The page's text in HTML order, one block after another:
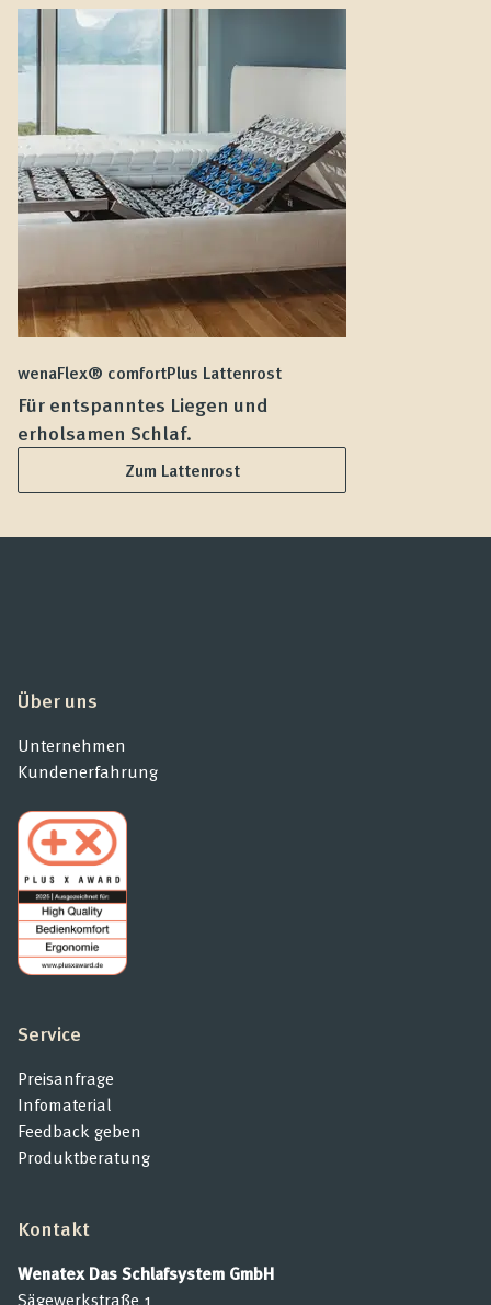
wenaFlex® comfortPlus Lattenrost
Für entspanntes Liegen und
erholsamen Schlaf.
Zum Lattenrost
Über uns
Unternehmen
Kundenerfahrung
Service
Preisanfrage
Infomaterial
Feedback geben
Produktberatung
Kontakt
Wenatex Das Schlafsystem GmbH
Sägewerkstraße 1